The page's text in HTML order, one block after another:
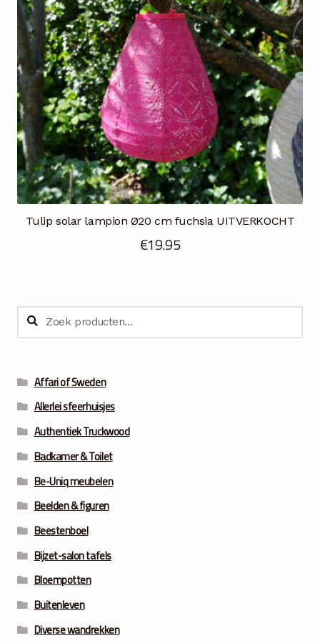
Tulip solar lampion Ø20 cm fuchsia UITVERKOCHT
€19.95
Zoeken
naar:
Zoeken
Affari of Sweden
Allerlei sfeerhuisjes
Authentiek Truckwood
Badkamer & Toilet
Be-Uniq meubelen
Beelden & figuren
Beestenboel
Bijzet-salon tafels
Bloempotten
Buitenleven
Diverse wandrekken